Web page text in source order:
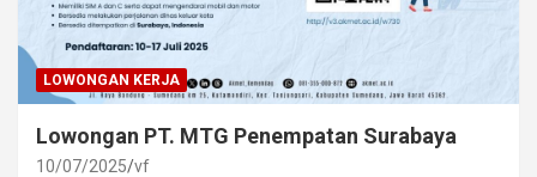
LOWONGAN KERJA
Lowongan PT. MTG Penempatan Surabaya
10/07/2025 vf